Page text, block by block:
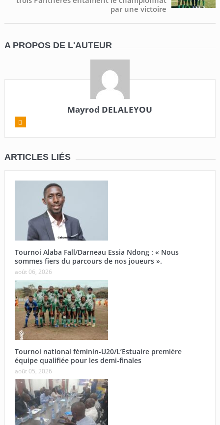
par une victoire
A PROPOS DE L'AUTEUR
Mayrod DELALEYOU
ARTICLES LIÉS
Tournoi Alaba Fall/Darneau Essia Ndong : « Nous
sommes fiers du parcours de nos joueurs ».
août 06, 2026
Tournoi national féminin-U20/L’Estuaire première
équipe qualifiée pour les demi-finales
août 05, 2026